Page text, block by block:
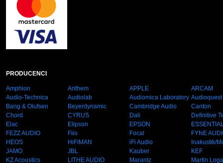
PRODUCENCI
Amphion Anthem APPLE
ARCAM
Audio-Technica
Audiolab Audiomica Laboratory Audioquest
Bang & Olufsen
Beyerdynamic Cambridge Audio
Canton
Chord
CYRUS Dali
Definitive
Elac
Elipson EPSON
FEZZ AUDIO
Fiio Focal
FYNE
HEOS
HiFiMAN iFi Audio
Inakustik/
JAMO
JBL Kauber
KEF
KZ Acoustics
LITHE AUDIO Marantz Martin